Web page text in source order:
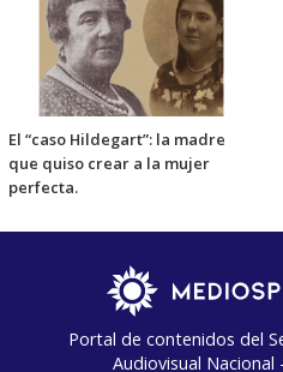
El “caso Hildegart”: la madre
que quiso crear a la mujer
perfecta.
Portal de contenidos del
Audiovisual Nacional